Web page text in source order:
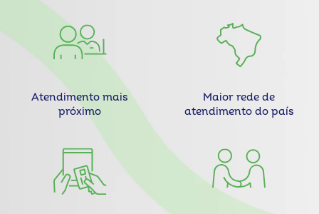
Atendimento mais
próximo
Maior rede de
atendimento do país